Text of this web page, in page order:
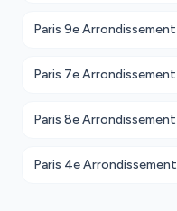
Paris 9e Arrondissement
Paris 7e Arrondissement
Paris 8e Arrondissement
Paris 4e Arrondissement